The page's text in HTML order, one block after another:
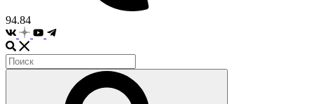
94.84